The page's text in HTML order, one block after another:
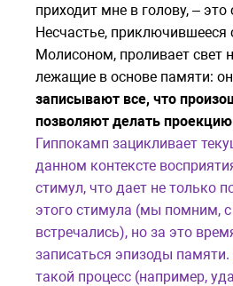
приходит мне в голову, – это
Несчастье, приключившееся
Молисоном, проливает свет
лежащие в основе памяти:
записывают все, что
позволяют делать
Гиппокамп зацикливает
данном контексте
стимул, что дает не только
этого стимула (мы помним, с
встречались), но за это
записаться эпизоды памяти.
такой процесс (например,